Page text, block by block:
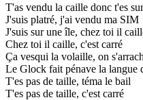
T'as vendu la caille donc t'es
J'suis platré, j'ai vendu ma SIM
J'suis sur une île, chez toi il
Chez toi il caille, c'est carré
Ça vesqui la volaille, on
Le Glock fait pénave la langue
T'es pas de taille, téma le bail
T'es pas de taille, c'est carré